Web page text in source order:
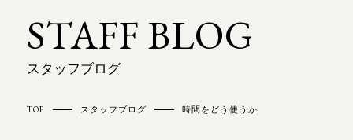
STAFF BLOG
スタッフブログ
TOP スタッフブログ 時間をどう使うか